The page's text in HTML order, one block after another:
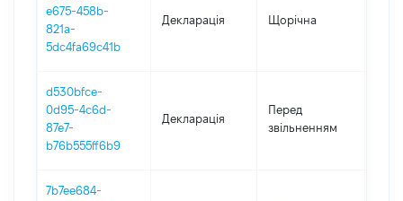
e675-458b-
821a-
5dc4fa69c41b
Декларація Щорічна
d530bfce-
0d95-4c6d-
87e7-
b76b555ff6b9
Декларація
Перед
звільненням
7b7ee684-